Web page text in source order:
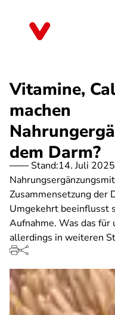
Vitamine,
machen
dem Darm?
Stand:14. Juli 2025
Zusammensetzung der
Umgekehrt beeinflusst
Aufnahme. Was das für
allerdings in weiteren